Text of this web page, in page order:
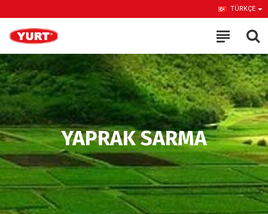
TÜRKÇE
YAPRAK SARMA